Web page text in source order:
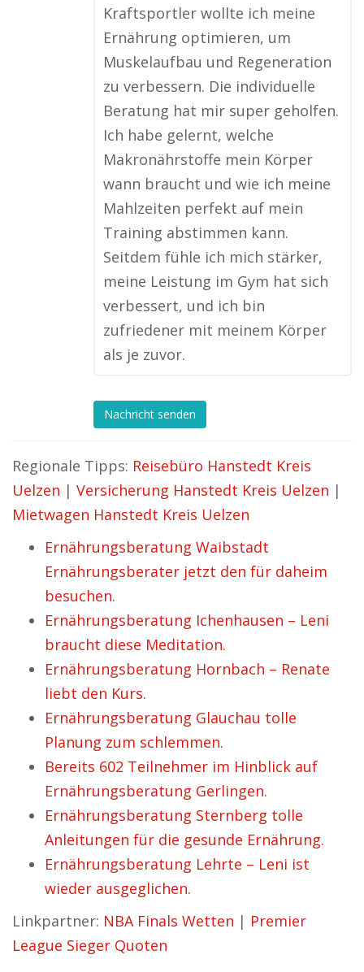
Kraftsportler wollte ich meine
Ernährung optimieren, um
Muskelaufbau und Regeneration
zu verbessern. Die individuelle
Beratung hat mir super geholfen.
Ich habe gelernt, welche
Makronährstoffe mein Körper
wann braucht und wie ich meine
Mahlzeiten perfekt auf mein
Training abstimmen kann.
Seitdem fühle ich mich stärker,
meine Leistung im Gym hat sich
verbessert, und ich bin
zufriedener mit meinem Körper
als je zuvor.
Nachricht senden
Regionale Tipps: Reisebüro Hanstedt Kreis
Uelzen | Versicherung Hanstedt Kreis Uelzen |
Mietwagen Hanstedt Kreis Uelzen
Ernährungsberatung Waibstadt
Ernährungsberater jetzt den für daheim
besuchen.
Ernährungsberatung Ichenhausen – Leni
braucht diese Meditation.
Ernährungsberatung Hornbach – Renate
liebt den Kurs.
Ernährungsberatung Glauchau tolle
Planung zum schlemmen.
Bereits 602 Teilnehmer im Hinblick auf
Ernährungsberatung Gerlingen.
Ernährungsberatung Sternberg tolle
Anleitungen für die gesunde Ernährung.
Ernährungsberatung Lehrte – Leni ist
wieder ausgeglichen.
Linkpartner: NBA Finals Wetten | Premier
League Sieger Quoten